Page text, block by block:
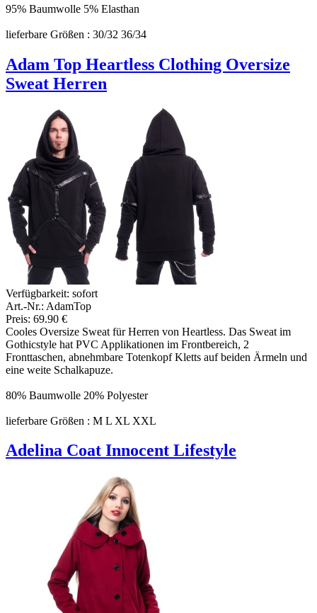
95% Baumwolle 5% Elasthan
lieferbare Größen : 30/32 36/34
Adam Top Heartless Clothing Oversize
Sweat Herren
Verfügbarkeit: sofort
Art.-Nr.: AdamTop
Preis: 69.90 €
Cooles Oversize Sweat für Herren von Heartless. Das Sweat im
Gothicstyle hat PVC Applikationen im Frontbereich, 2
Fronttaschen, abnehmbare Totenkopf Kletts auf beiden Ärmeln und
eine weite Schalkapuze.
80% Baumwolle 20% Polyester
lieferbare Größen : M L XL XXL
Adelina Coat Innocent Lifestyle